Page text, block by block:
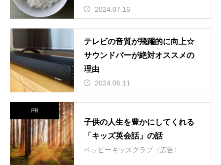
2024.07.16
テレビの音質が飛躍的に向上☆
サウンドバーが絶対オススメの
理由
2024.06.11
PR
子供の人生を豊かにしてくれる
「キッズ英会話」の話
ペッピーキッズクラブ〈広告〉